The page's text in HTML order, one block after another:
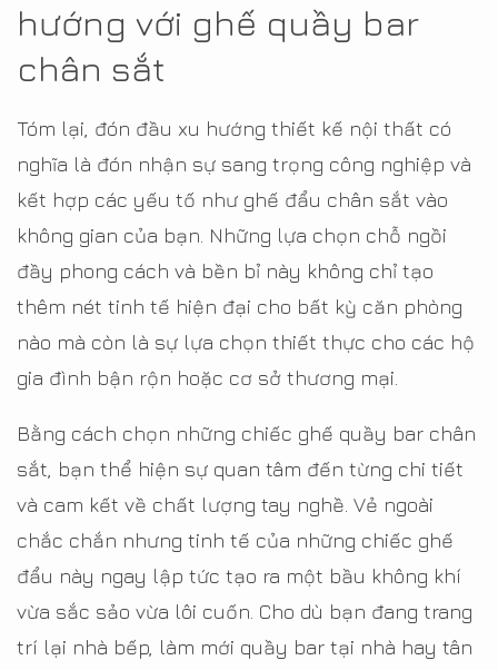
hướng với ghế quầy bar
chân sắt
Tóm lại, đón đầu xu hướng thiết kế nội thất có
nghĩa là đón nhận sự sang trọng công nghiệp và
kết hợp các yếu tố như ghế đẩu chân sắt vào
không gian của bạn. Những lựa chọn chỗ ngồi
đầy phong cách và bền bỉ này không chỉ tạo
thêm nét tinh tế hiện đại cho bất kỳ căn phòng
nào mà còn là sự lựa chọn thiết thực cho các hộ
gia đình bận rộn hoặc cơ sở thương mại.
Bằng cách chọn những chiếc ghế quầy bar chân
sắt, bạn thể hiện sự quan tâm đến từng chi tiết
và cam kết về chất lượng tay nghề. Vẻ ngoài
chắc chắn nhưng tinh tế của những chiếc ghế
đẩu này ngay lập tức tạo ra một bầu không khí
vừa sắc sảo vừa lôi cuốn. Cho dù bạn đang trang
trí lại nhà bếp, làm mới quầy bar tại nhà hay tân